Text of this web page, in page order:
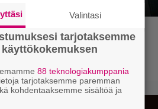
katsottavaa – Spede
menestyksellä
Valintasi
tarjotaksemme
88 teknologiakumppania
tarjotaksemme paremman
kohdentaaksemme sisältöä ja